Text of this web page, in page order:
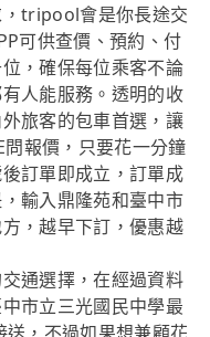
tripool會是你長途交
可供查價、預約、付
，確保每位乘客不論
人能服務。透明的收
旅客的包車首選，讓
報價，只要花一分鐘
訂單即成立，訂單成
輸入鼎隆苑和臺中市
，越早下訂，優惠越
通選擇，在經過資料
市立三光國民中學最
，不過如果想兼顧花